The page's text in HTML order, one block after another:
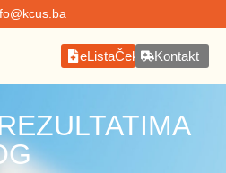
eListaČekanjaKontakt